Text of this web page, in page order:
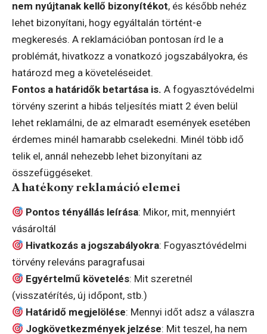
nem nyújtanak kellő bizonyítékot, és később nehéz
lehet bizonyítani, hogy egyáltalán történt-e
megkeresés. A reklamációban pontosan írd le a
problémát, hivatkozz a vonatkozó jogszabályokra, és
határozd meg a követeléseidet.
Fontos a határidők betartása is. A fogyasztóvédelmi
törvény szerint a hibás teljesítés miatt 2 éven belül
lehet reklamálni, de az elmaradt események esetében
érdemes minél hamarabb cselekedni. Minél több idő
telik el, annál nehezebb lehet bizonyítani az
összefüggéseket.
A hatékony reklamáció elemei
Pontos tényállás leírása: Mikor, mit, mennyiért
vásároltál
Hivatkozás a jogszabályokra: Fogyasztóvédelmi
törvény releváns paragrafusai
Egyértelmű követelés: Mit szeretnél
(visszatérítés, új időpont, stb.)
Határidő megjelölése: Mennyi időt adsz a válaszra
Jogkövetkezmények jelzése: Mit teszel, ha nem